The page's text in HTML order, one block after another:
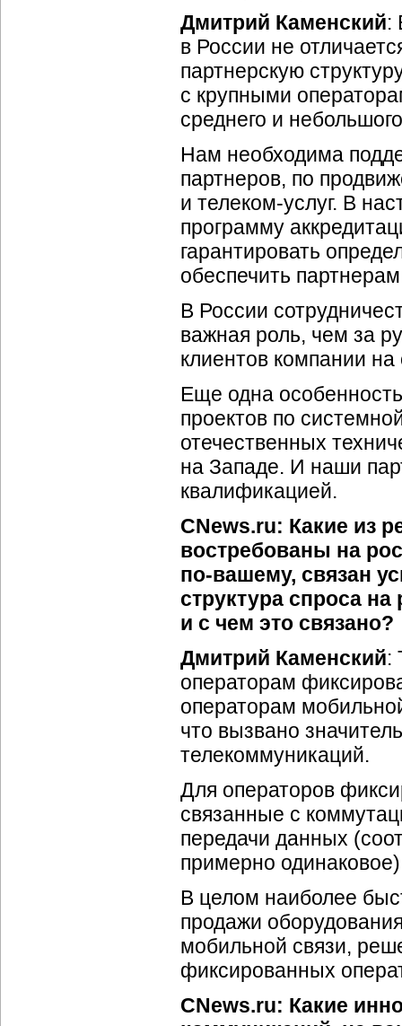
Дмитрий Каменский:
в России не
партнерскую
с крупными
среднего и
Нам необходима
партнеров, по
и телеком-услуг. В
программу
гарантировать
обеспечить
В России
важная роль, чем за
клиентов компании
Еще одна
проектов по
отечественных
на Западе. И наши
квалификацией.
CNews.ru: Какие из
востребованы на
по-вашему, связан
структура спроса
и с чем это связано?
Дмитрий Каменский:
операторам
операторам
что вызвано
телекоммуникаций.
Для операторов
связанные с
передачи данных
примерно
В целом наиболее
продажи
мобильной связи,
фиксированных
CNews.ru: Какие